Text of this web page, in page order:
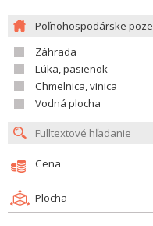
Poľnohospodárske
Záhrada
Lúka, pasienok
Chmelnica, vinica
Vodná plocha
Cena
Plocha